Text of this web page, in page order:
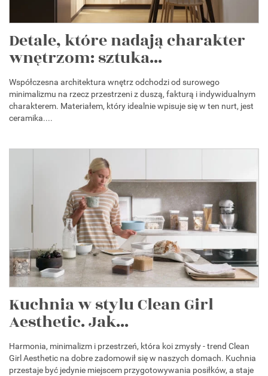
Detale, które nadają charakter
wnętrzom: sztuka...
Współczesna architektura wnętrz odchodzi od surowego
minimalizmu na rzecz przestrzeni z duszą, fakturą i indywidualnym
charakterem. Materiałem, który idealnie wpisuje się w ten nurt, jest
ceramika....
Kuchnia w stylu Clean Girl
Aesthetic. Jak...
Harmonia, minimalizm i przestrzeń, która koi zmysły - trend Clean
Girl Aesthetic na dobre zadomowił się w naszych domach. Kuchnia
przestaje być jedynie miejscem przygotowywania posiłków, a staje